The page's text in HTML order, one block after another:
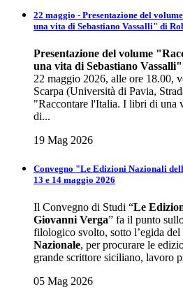
22 maggio - Presentazione del
una vita di Sebastiano Vassalli" di
Presentazione del volume
una vita di Sebastiano
22 maggio 2026, alle ore 18.00,
Scarpa (Università di Pavia,
"Raccontare l'Italia. I libri di una
di...
19 Mag 2026
Convegno "Le Edizioni Nazionali
13 e 14 maggio 2026
Il Convegno di Studi “Le
Giovanni Verga” fa il punto
filologico svolto, sotto l’egida del
Nazionale, per procurare le
grande scrittore siciliano, lavoro
05 Mag 2026